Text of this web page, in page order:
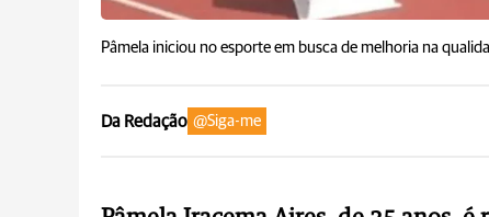
Pâmela iniciou no esporte em busca de melhoria na
Da Redação @Siga-me